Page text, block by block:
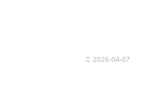
2026-04-07